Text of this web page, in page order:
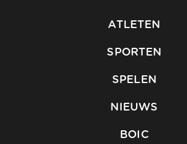
ATLETEN
SPORTEN
SPELEN
NIEUWS
BOIC